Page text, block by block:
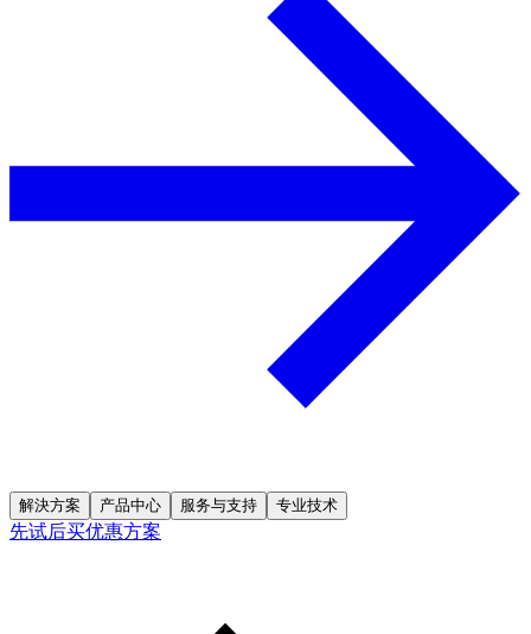
解決方案 产品中心 服务与支持 专业技术
先试后买优惠方案